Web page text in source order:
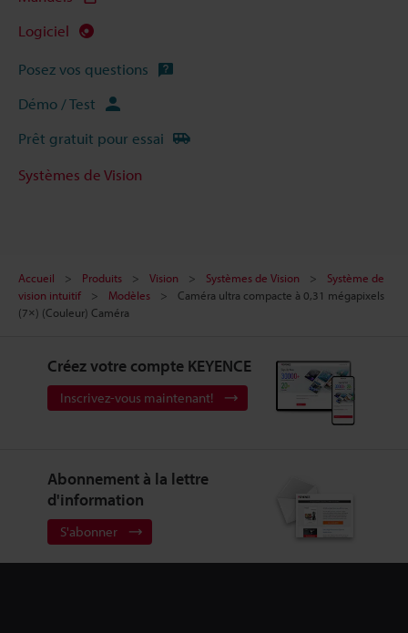
Logiciel
Posez vos questions
Démo / Test
Prêt gratuit pour essai
Systèmes de Vision
Accueil Produits Vision Systèmes de Vision
Système de
vision intuitif
Modèles
Caméra ultra compacte à 0,31 mégapixels
(7×) (Couleur) Caméra
Créez votre compte KEYENCE
Inscrivez-vous maintenant!
Abonnement à la lettre
d'information
S'abonner